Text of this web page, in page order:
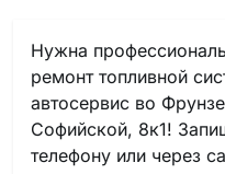
Нужна
ремонт топливной
автосервис во
Софийской, 8к1!
телефону или через